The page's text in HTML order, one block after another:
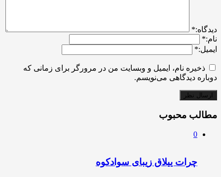
ديدگاه:*
نام:*
ایمیل:*
ذخیره نام، ایمیل و وبسایت من در مرورگر برای زمانی که
دوباره دیدگاهی می‌نویسم.
مطالب محبوب
0
چرات ییلاق زیبای سوادکوه